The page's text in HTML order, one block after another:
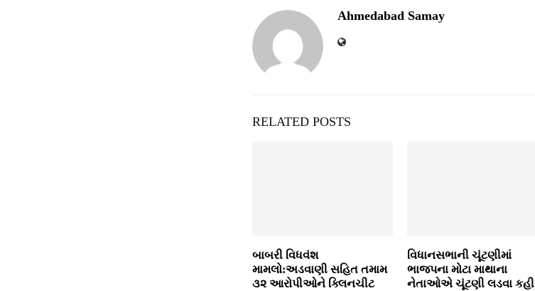
Ahmedabad Samay
RELATED POSTS
બાબરી વિધવંશ
મામલો:અડવાણી સહિત તમામ
૩૨ આરોપીઓને ક્લિનચીટ
વિધાનસભાની ચૂંટણીમાં
ભાજપના મોટા માથાના
નેતાઓએ ચૂંટણી લડવા કહી